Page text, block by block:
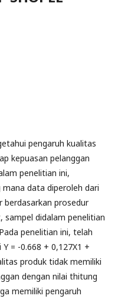
pengaruh kualitas
kepuasan pelanggan
penelitian ini,
data diperoleh dari
berdasarkan prosedur
sampel didalam penelitian
penelitian ini, telah
= -0.668 + 0,127X1 +
produk tidak memiliki
dengan nilai thitung
memiliki pengaruh